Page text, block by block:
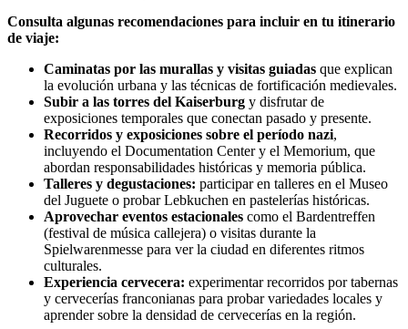
Consulta algunas recomendaciones para incluir en tu itinerario
de viaje:
Caminatas por las murallas y visitas guiadas que explican
la evolución urbana y las técnicas de fortificación medievales.
Subir a las torres del Kaiserburg y disfrutar de
exposiciones temporales que conectan pasado y presente.
Recorridos y exposiciones sobre el período nazi,
incluyendo el Documentation Center y el Memorium, que
abordan responsabilidades históricas y memoria pública.
Talleres y degustaciones: participar en talleres en el Museo
del Juguete o probar Lebkuchen en pastelerías históricas.
Aprovechar eventos estacionales como el Bardentreffen
(festival de música callejera) o visitas durante la
Spielwarenmesse para ver la ciudad en diferentes ritmos
culturales.
Experiencia cervecera: experimentar recorridos por tabernas
y cervecerías franconianas para probar variedades locales y
aprender sobre la densidad de cervecerías en la región.